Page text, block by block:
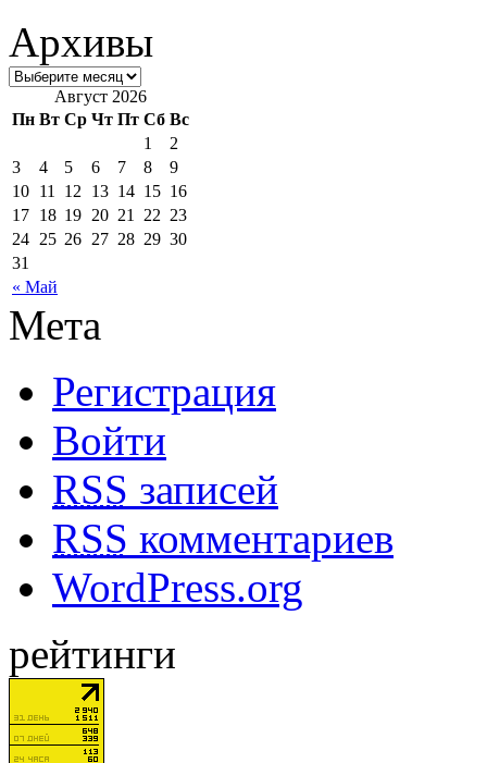
Архивы
Август 2026
Пн Вт Ср Чт Пт Сб Вс
« Май
1
2
3
4 5 6 7 8
9
10 11 12 13 14 15 16
17 18 19 20 21 22 23
24 25 26 27 28 29 30
31
Мета
Регистрация
Войти
RSS записей
RSS комментариев
WordPress.org
рейтинги